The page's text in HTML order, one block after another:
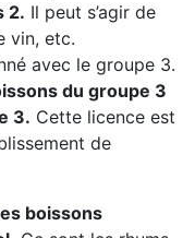
2. Il peut s’agir de
vin, etc.
avec le groupe 3.
du groupe 3
3. Cette licence est
de
boissons